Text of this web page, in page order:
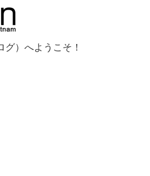
）へようこそ！